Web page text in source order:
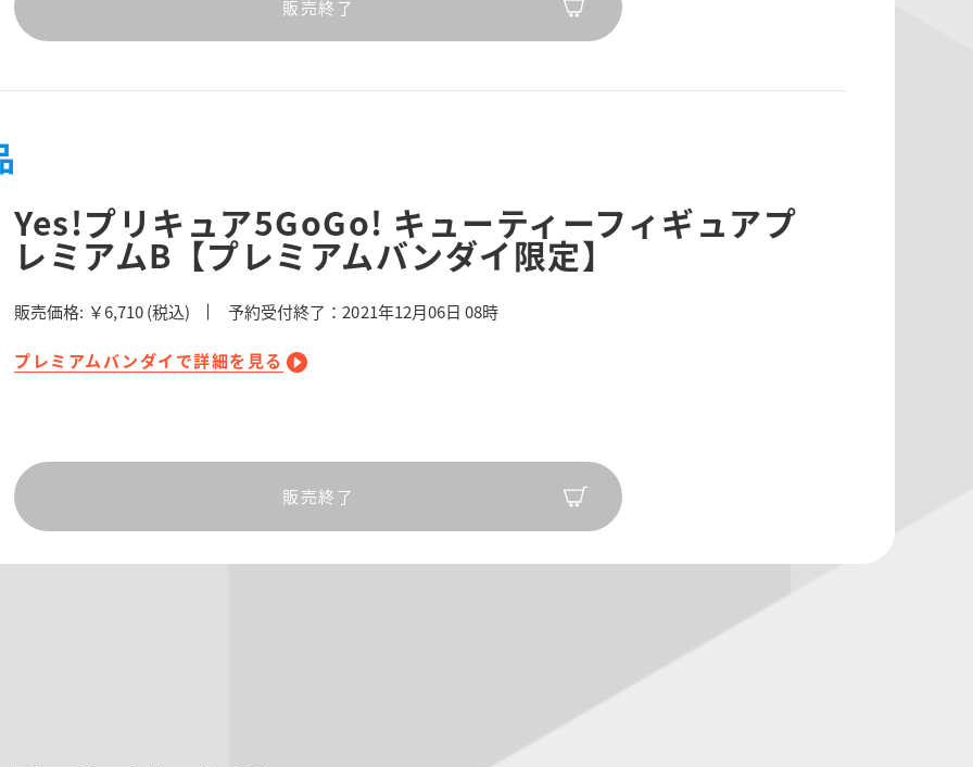
販売終了
Yes!プリキュア5GoGo! キューティーフィギュアプ
レミアムB【プレミアムバンダイ限定】
販売価格: ￥6,710(税込) 予約受付終了：2021年12月06日 08時
プレミアムバンダイで詳細を見る
販売終了